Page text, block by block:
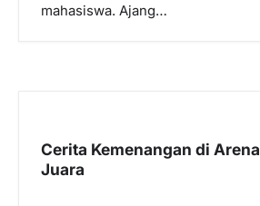
mahasiswa. Ajang…
Cerita Kemenangan di
Juara